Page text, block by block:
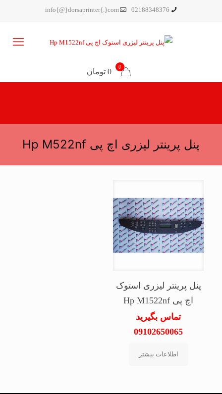
02188348376
info{@}dorsaprinter{.}com
0
0 تومان
پنل پرینتر لیزری اچ پی Hp M522nf
پنل پرینتر لیزری استوک
اچ پی Hp M1522nf
تماس بگیرید
09102650065
اطلاعات بیشتر